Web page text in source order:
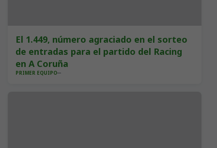
El 1.449, número agraciado en el sorteo
de entradas para el partido del Racing
en A Coruña
PRIMER EQUIPO